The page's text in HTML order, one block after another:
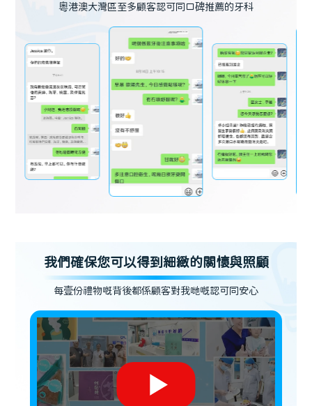
粵港澳大灣區至多顧客認可同口碑推薦的牙科
我們確保您可以得到細緻的關懷與照顧
每壹份禮物嘅背後都係顧客對我哋嘅認可同安心